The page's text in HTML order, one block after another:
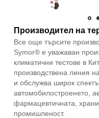
Производител на
Все още търсите
Symor® е уважаван
климатични тестове в
производствена линия
и обслужва широк
автомобилостроенето,
фармацевтичната,
промишленост.